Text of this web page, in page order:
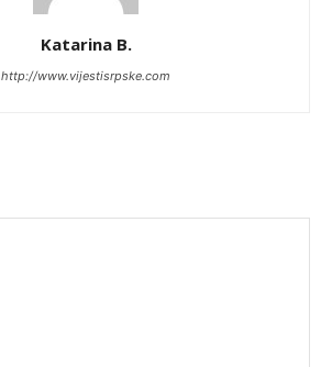
Katarina B.
http://www.vijestisrpske.com